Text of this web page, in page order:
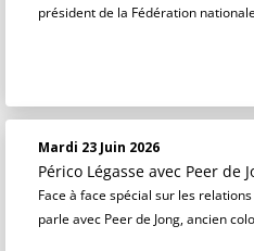
président de la Fédération
Mardi 23 Juin 2026
Périco Légasse avec Peer de
Face à face spécial sur les
parle avec Peer de Jong, ancien